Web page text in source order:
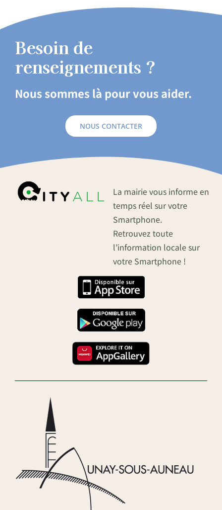
Besoin de
renseignements ?
Nous sommes là pour vous aider.
NOUS CONTACTER
La mairie vous informe en
temps réel sur votre
Smartphone.
Retrouvez toute
l’information locale sur
votre Smartphone !